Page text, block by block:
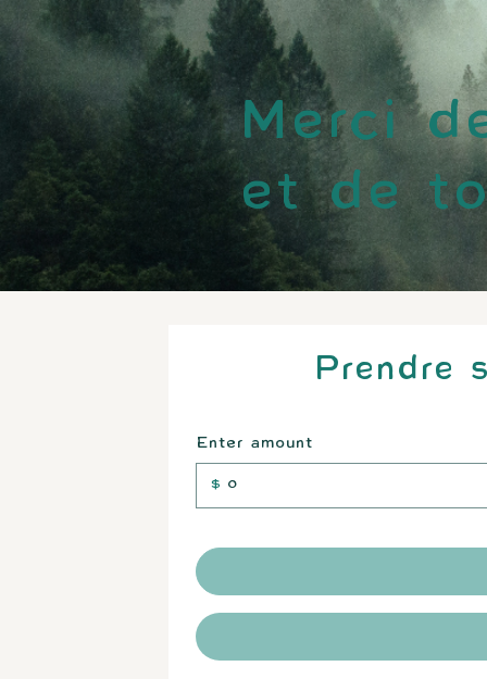
Merci
et de
Prendre
Enter amount
$